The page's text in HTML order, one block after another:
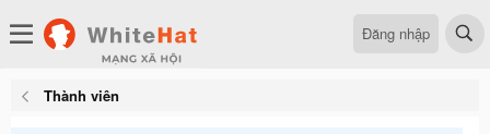
Đăng nhập
Thành viên